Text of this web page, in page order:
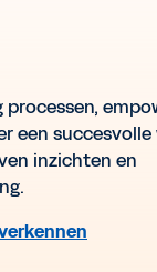
processen,
een
inzichten en